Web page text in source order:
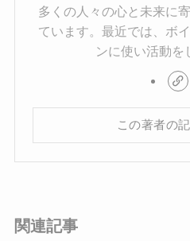
多くの人々の心と未来に
ています。最近では、ボ
ンに使い活動を
この著者の
関連記事